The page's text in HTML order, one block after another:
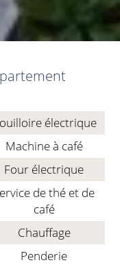
électrique
Machine à café
Four électrique
de thé et de
café
Chauffage
Penderie